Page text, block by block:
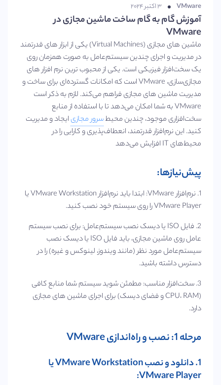
VMware ۳ اکتبر ۲۰۲۴
آموزش گام به گام ساخت ماشین مجازی در
VMware
ماشین‌ های مجازی (Virtual Machines) یکی از ابزار های قدرتمند
در مدیریت و اجرای چندین سیستم‌عامل به صورت همزمان روی
یک سخت‌افزار فیزیکی است. یکی از محبوب‌ ترین نرم‌ افزار های
مجازی‌سازی، VMware است که امکانات گسترده‌ای برای ساخت و
مدیریت ماشین‌ های مجازی فراهم می‌کند. لازم به ذکر است
VMware به شما امکان می‌دهد تا با استفاده از منابع
سخت‌افزاری موجود، چندین محیطسرور مجازیایجاد و مدیریت
کنید. این نرم‌افزار قدرتمند، انعطاف‌پذیری و کارایی را در
محیط‌های IT افزایش می‌دهد
پیش‌نیازها:
1. نرم‌افزار VMware: ابتدا باید نرم‌افزار VMware Workstation یا
VMware Player را روی سیستم خود نصب کنید.
2. فایل ISO یا دیسک نصب سیستم‌عامل: برای نصب سیستم‌
عامل روی ماشین مجازی، باید فایل ISO یا دیسک نصب
سیستم‌عامل مورد نظر (مانند ویندوز، لینوکس و غیره) را در
دسترس داشته باشید.
3. سخت‌افزار مناسب: مطمئن شوید سیستم شما منابع کافی
(CPU، RAM و فضای دیسک) برای اجرای ماشین‌ های مجازی
دارد.
مرحله 1: نصب و راه‌اندازی VMware
1. دانلود و نصب VMware Workstation یا
VMware Player: